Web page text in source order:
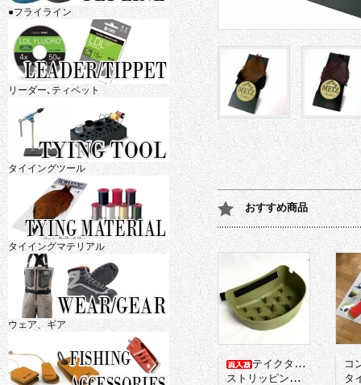
おすすめ商品
テイクタックル
ストリッピングバスケット
コ
タ
●フライライン
リーダー､ティペット
タイイングツール
タイイングマテリアル
ウェア、ギア